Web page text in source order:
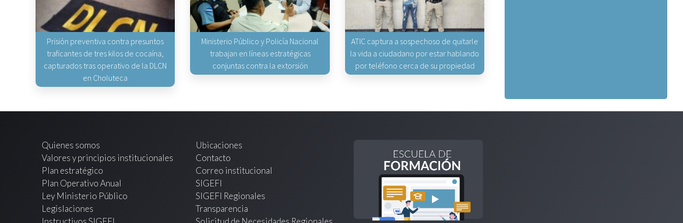
Prisión preventiva contra presuntos
traficantes de tres kilos de cocaína,
capturados tras operativo de la DLCN
en Choluteca
Ministerio Público y Policía Nacional
trabajan en líneas estratégicas
conjuntas contra la extorsión
ATIC captura a sospechoso de quitarle
la vida a ciudadano por estar hablando
por teléfono cerca de su propiedad
Quienes somos
Valores y principios institucionales
Plan estratégico
Plan Operativo Anual
Ley Ministerio Público
Legislaciones
Ubicaciones
Contacto
Correo institucional
SIGEFI
SIGEFI Regionales
Transparencia